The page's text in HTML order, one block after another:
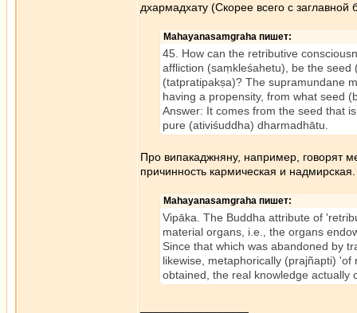
дхармадхату (Скорее всего с
Mahayanasamgraha пишет:
45. How can the retributive
affliction (saṃkleśahetu), be the
(tatpratipakṣa)? The supramundane
having a propensity, from what seed
Answer: It comes from the seed that
pure (ativiśuddha) dharmadhātu.
Про випакаджняну, например, говорят
причинность кармическая и
Mahayanasamgraha пишет:
Vipāka. The Buddha attribute of
material organs, i.e., the organs
Since that which was abandoned by
likewise, metaphorically (prajñapti)
obtained, the real knowledge actually